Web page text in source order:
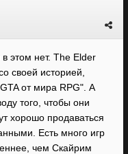
в этом нет. The Elder
своей историей,
от мира RPG". А
того, чтобы они
хорошо продаваться
Есть много игр
чем Скайрим